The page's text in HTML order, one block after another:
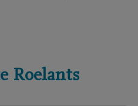
Roelants